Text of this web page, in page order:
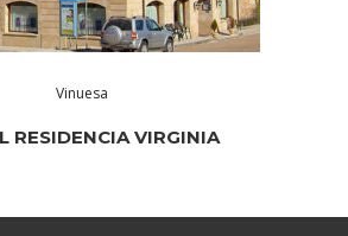
Vinuesa
RESIDENCIA VIRGINIA